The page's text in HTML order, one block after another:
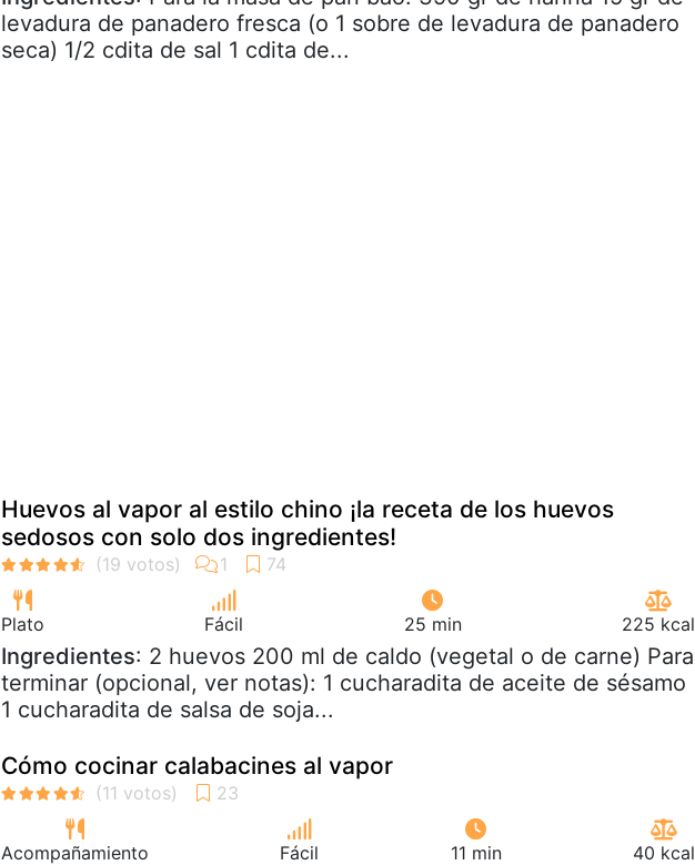
levadura de panadero fresca (o 1 sobre de levadura de panadero
seca) 1/2 cdita de sal 1 cdita de...
Huevos al vapor al estilo chino ¡la receta de los huevos
sedosos con solo dos ingredientes!
Plato Fácil 25 min 225 kcal
Ingredientes: 2 huevos 200 ml de caldo (vegetal o de carne) Para
terminar (opcional, ver notas): 1 cucharadita de aceite de sésamo
1 cucharadita de salsa de soja...
Cómo cocinar calabacines al vapor
Acompañamiento Fácil 11 min 40 kcal